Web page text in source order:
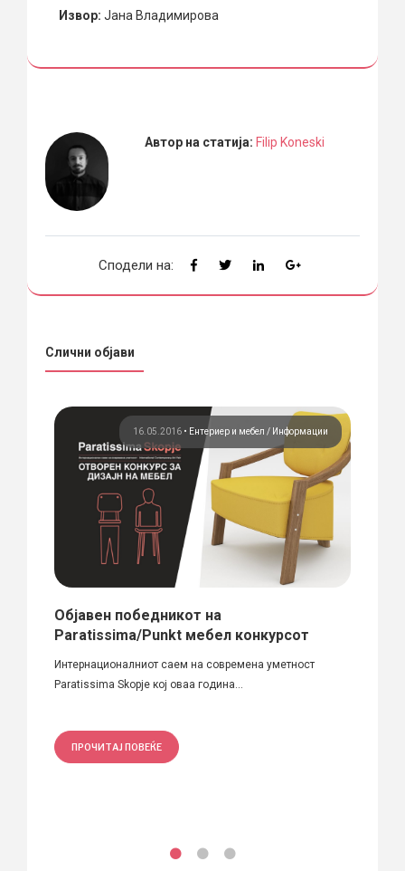
Извор: Јана Владимирова
Автор на статија: Filip Koneski
Сподели на:
Слични објави
16.05.2016 • Ентериер и мебел Информации
Објавен победникот на
Paratissima/Punkt мебел конкурсот
Интернационалниот саем на современа уметност
Paratissima Skopje кој оваа година...
ПРОЧИТАЈ ПОВЕЌЕ